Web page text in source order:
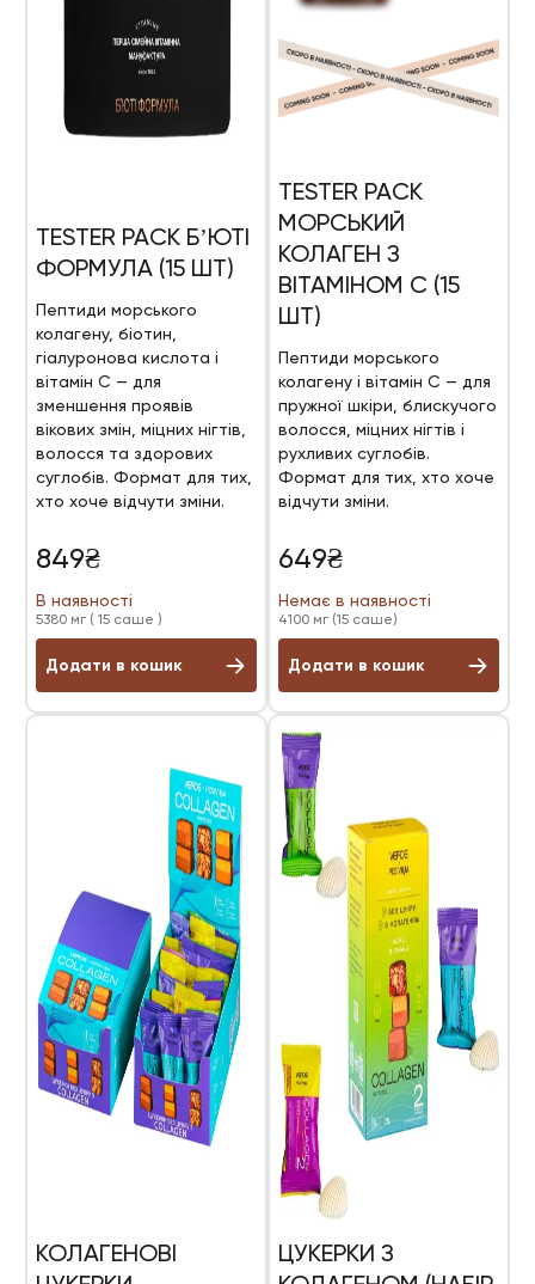
TESTER PACK БʼЮТІ
ФОРМУЛА (15 ШТ)
Пептиди морського
колагену, біотин,
гіалуронова кислота і
вітамін С — для
зменшення проявів
вікових змін, міцних нігтів,
волосся та здорових
суглобів. Формат для тих,
хто хоче відчути зміни.
849₴
В наявності
5380 мг ( 15 саше )
Додати в кошик
TESTER PACK
МОРСЬКИЙ
КОЛАГЕН З
ВІТАМІНОМ С (15
ШТ)
Пептиди морського
колагену і вітамін С — для
пружної шкіри, блискучого
волосся, міцних нігтів і
рухливих суглобів.
Формат для тих, хто хоче
відчути зміни.
649₴
Немає в наявності
4100 мг (15 саше)
Додати в кошик
КОЛАГЕНОВІ
ЦУКЕРКИ З